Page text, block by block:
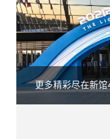
更多精彩尽在新